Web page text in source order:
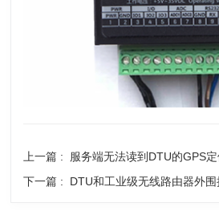
上一篇 :
服务端无法读到DTU的GPS
下一篇 :
DTU和工业级无线路由器外